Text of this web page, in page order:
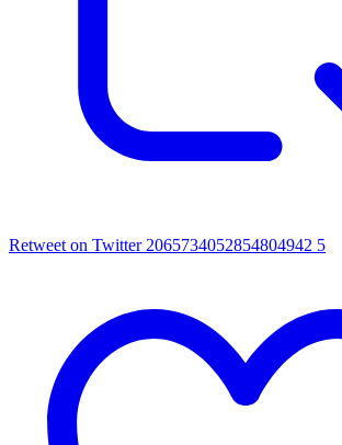
Retweet on Twitter 2065734052854804942 5